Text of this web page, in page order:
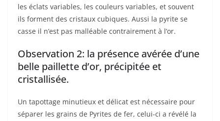
les éclats variables, les couleurs variables, et souvent
ils forment des cristaux cubiques. Aussi la pyrite se
casse il n’est pas malléable contrairement à l’or.
Observation 2: la présence avérée d’une
belle paillette d’or, précipitée et
cristallisée.
Un tapottage minutieux et délicat est nécessaire pour
séparer les grains de Pyrites de fer, celui-ci a révélé la